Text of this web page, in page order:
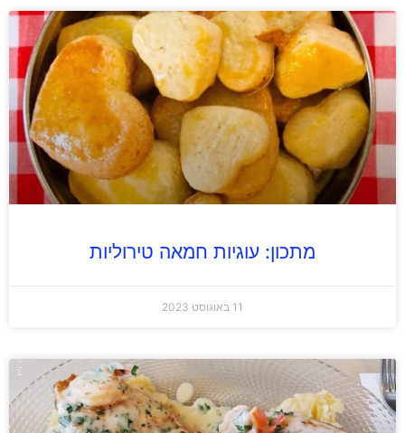
מתכון: עוגיות חמאה טירוליות
11 באוגוסט 2023